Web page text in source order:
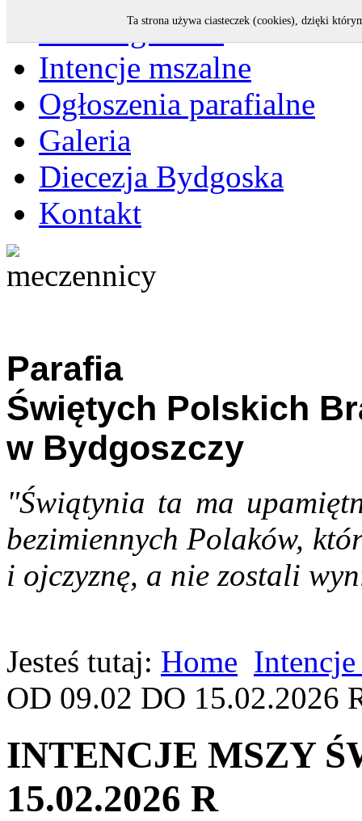
Strona główna
Intencje mszalne
Ogłoszenia parafialne
Galeria
Diecezja Bydgoska
Kontakt
Parafia
Świętych Polskich
w Bydgoszczy
"Świątynia ta ma
bezimiennych Polaków,
i ojczyznę, a nie zostali
Jesteś tutaj: Home Intencje
OD 09.02 DO 15.02.2026
INTENCJE MSZY
15.02.2026 R
Ta strona używa ciasteczek (cookies), dzięki